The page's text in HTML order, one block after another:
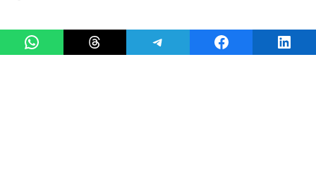
Share on WhatsAppShare on ThreadsShare on TelegramShare on Facebook